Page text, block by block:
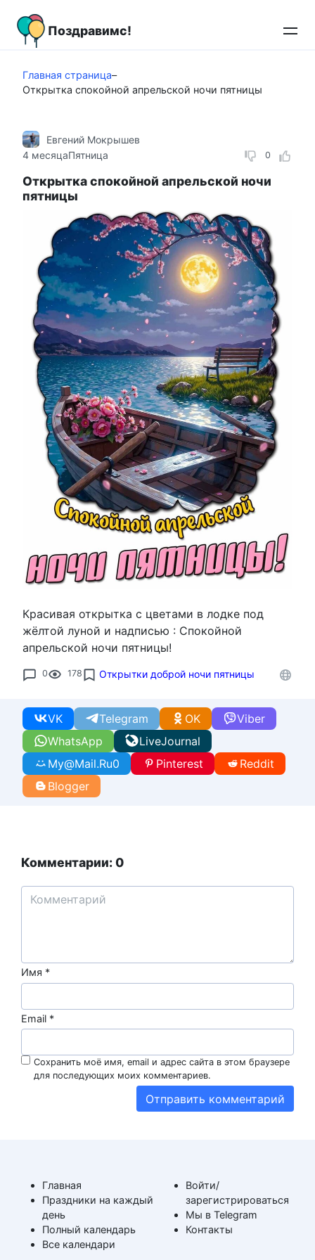
контенту
Поздравимс!
Главная страница–
Открытка спокойной апрельской ночи пятницы
0
Евгений Мокрышев
4 месяцаПятница
Открытка спокойной апрельской ночи
пятницы
Красивая открытка с цветами в лодке под
жёлтой луной и надписью : Спокойной
апрельской ночи пятницы!
0 178 Открытки доброй ночи пятницы
WhatsApp
VK Telegram Viber
OK
LiveJournal
My@Mail.Ru0 Pinterest
Reddit
Blogger
Комментарии: 0
Имя *
Email *
Сохранить моё имя, email и адрес сайта в этом браузере
для последующих моих комментариев.
Главная
Праздники на каждый
день
Полный календарь
Все календари
Войти/
зарегистрироваться
Мы в Telegram
Контакты